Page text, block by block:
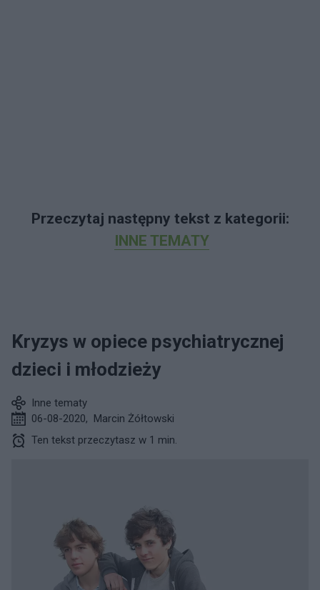
Przeczytaj następny tekst z kategorii:
INNE TEMATY
Kryzys w opiece psychiatrycznej
dzieci i młodzieży
Inne tematy
06-08-2020, Marcin Żółtowski
Ten tekst przeczytasz w 1 min.